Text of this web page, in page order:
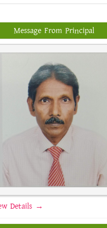
Message From Principal
Details →